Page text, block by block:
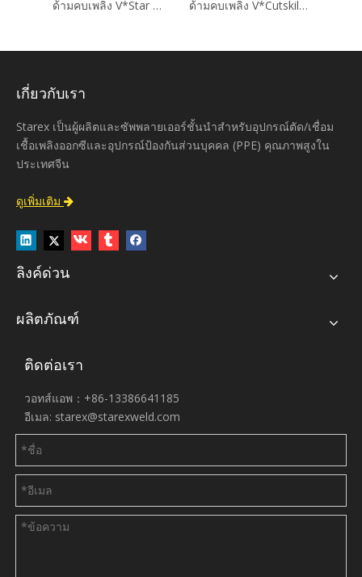
ด้ามคบเพลิง V*Star สำหรับงานปานกลาง WH100 ด้ามคบเพลิง V*Cutskill แบบ Heavy Duty WH370FC
เกี่ยวกับเรา
Starex เป็นผู้ผลิตและซัพพลายเออร์ชั้นนำสำหรับอุปกรณ์ตัด/เชื่อม
เชื้อเพลิงออกซีและอุปกรณ์ป้องกันส่วนบุคคล (PPE) คุณภาพสูงใน
ประเทศจีน
ดูเพิ่มเติม 
ลิงค์ด่วน
ผลิตภัณฑ์
ติดต่อเรา
วอทส์แอพ：+86-13386641185
อีเมล: starex@starexweld.com